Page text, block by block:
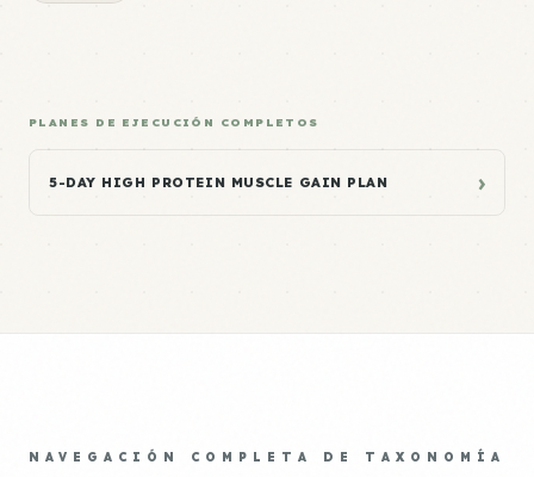
PLANES DE EJECUCIÓN COMPLETOS
5-DAY HIGH PROTEIN MUSCLE GAIN PLAN ›
NAVEGACIÓN COMPLETA DE TAXONOMÍA